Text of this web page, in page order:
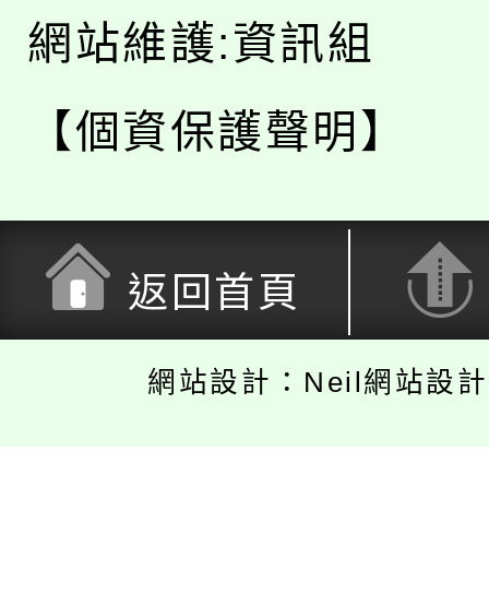
網站維護:資訊組
【個資保護聲明】
返回首頁
網站設計：Neil網站設